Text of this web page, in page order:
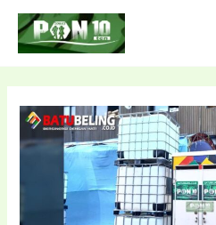
konten
navigation